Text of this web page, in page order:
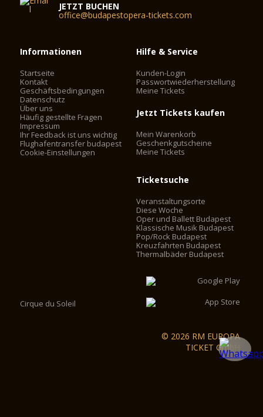
JETZT BUCHEN
office@budapestopera-tickets.com
Informationen
Startseite
Kontakt
Geschäftsbedingungen
Datenschutz
Über uns
Häufig gestellte Fragen
Impressum
Ihr Feedback ist uns wichtig
Flughafentransfer budapest
Cookie-Einstellungen
Hilfe & Service
Kunden-Login
Passwortwiederherstellung
Meine Tickets
Jetzt Tickets kaufen
Mein Warenkorb
Geschenkgutscheine
Meine Tickets
Ticketsuche
Veranstaltungsorte
Diese Woche
Oper und Ballett Budapest
Klassische Musik Budapest
Pop/Rock Budapest
Kreuzfahrten Budapest
Thermalbäder Budapest
Cirque du Soleil
© 2026 RM EUROPA
TICKET GmbH